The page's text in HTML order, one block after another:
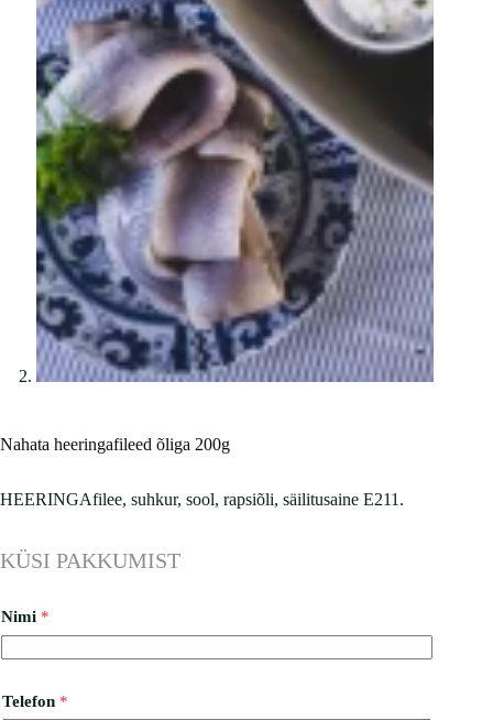
Nahata heeringafileed õliga 200g
HEERINGAfilee, suhkur, sool, rapsiõli, säilitusaine E211.
KÜSI PAKKUMIST
Nimi *
Telefon *